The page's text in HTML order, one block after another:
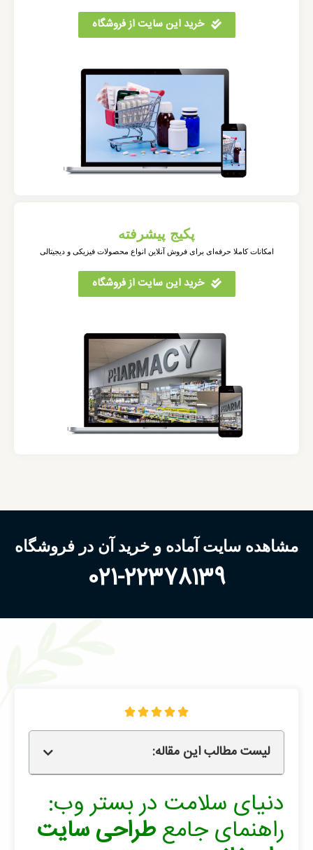
خرید این سایت از فروشگاه
پکیج پیشرفته
امکانات کاملا حرفه‌ای برای فروش آنلاین انواع محصولات فیزیکی و دیجیتالی
خرید این سایت از فروشگاه
مشاهده سایت آماده و خرید آن در فروشگاه
021-22378139





لیست مطالب این مقاله:
دنیای سلامت در بستر وب:
راهنمای جامعطراحی سایت